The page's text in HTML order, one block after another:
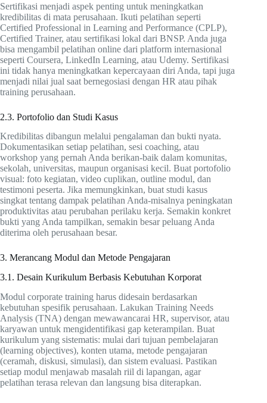
Sertifikasi menjadi aspek penting untuk meningkatkan
kredibilitas di mata perusahaan. Ikuti pelatihan seperti
Certified Professional in Learning and Performance (CPLP),
Certified Trainer, atau sertifikasi lokal dari BNSP. Anda juga
bisa mengambil pelatihan online dari platform internasional
seperti Coursera, LinkedIn Learning, atau Udemy. Sertifikasi
ini tidak hanya meningkatkan kepercayaan diri Anda, tapi juga
menjadi nilai jual saat bernegosiasi dengan HR atau pihak
training perusahaan.
2.3. Portofolio dan Studi Kasus
Kredibilitas dibangun melalui pengalaman dan bukti nyata.
Dokumentasikan setiap pelatihan, sesi coaching, atau
workshop yang pernah Anda berikan-baik dalam komunitas,
sekolah, universitas, maupun organisasi kecil. Buat portofolio
visual: foto kegiatan, video cuplikan, outline modul, dan
testimoni peserta. Jika memungkinkan, buat studi kasus
singkat tentang dampak pelatihan Anda-misalnya peningkatan
produktivitas atau perubahan perilaku kerja. Semakin konkret
bukti yang Anda tampilkan, semakin besar peluang Anda
diterima oleh perusahaan besar.
3. Merancang Modul dan Metode Pengajaran
3.1. Desain Kurikulum Berbasis Kebutuhan Korporat
Modul corporate training harus didesain berdasarkan
kebutuhan spesifik perusahaan. Lakukan Training Needs
Analysis (TNA) dengan mewawancarai HR, supervisor, atau
karyawan untuk mengidentifikasi gap keterampilan. Buat
kurikulum yang sistematis: mulai dari tujuan pembelajaran
(learning objectives), konten utama, metode pengajaran
(ceramah, diskusi, simulasi), dan sistem evaluasi. Pastikan
setiap modul menjawab masalah riil di lapangan, agar
pelatihan terasa relevan dan langsung bisa diterapkan.